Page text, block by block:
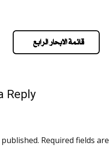
قائمة الابحار الرابع
Reply
Required fields are